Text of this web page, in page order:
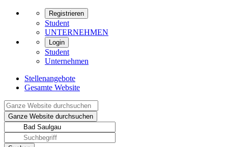
Registrieren
Student
UNTERNEHMEN
Login
Student
Unternehmen
Stellenangebote
Gesamte Website